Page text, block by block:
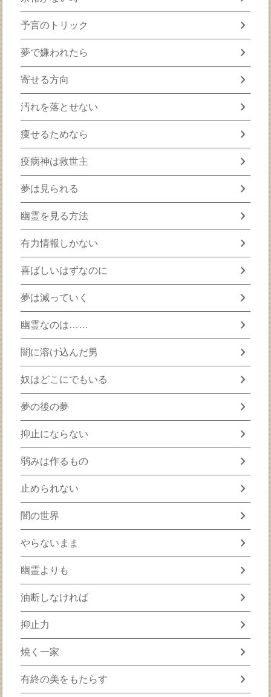
予言のトリック chevron_right
夢で嫌われたら chevron_right
寄せる方向 chevron_right
汚れを落とせない chevron_right
痩せるためなら chevron_right
疫病神は救世主 chevron_right
夢は見られる chevron_right
幽霊を見る方法 chevron_right
有力情報しかない chevron_right
喜ばしいはずなのに chevron_right
夢は減っていく chevron_right
幽霊なのは…… chevron_right
闇に溶け込んだ男 chevron_right
奴はどこにでもいる chevron_right
夢の後の夢 chevron_right
抑止にならない chevron_right
弱みは作るもの chevron_right
止められない chevron_right
闇の世界 chevron_right
やらないまま chevron_right
幽霊よりも chevron_right
油断しなければ chevron_right
抑止力 chevron_right
焼く一家 chevron_right
有終の美をもたらす chevron_right